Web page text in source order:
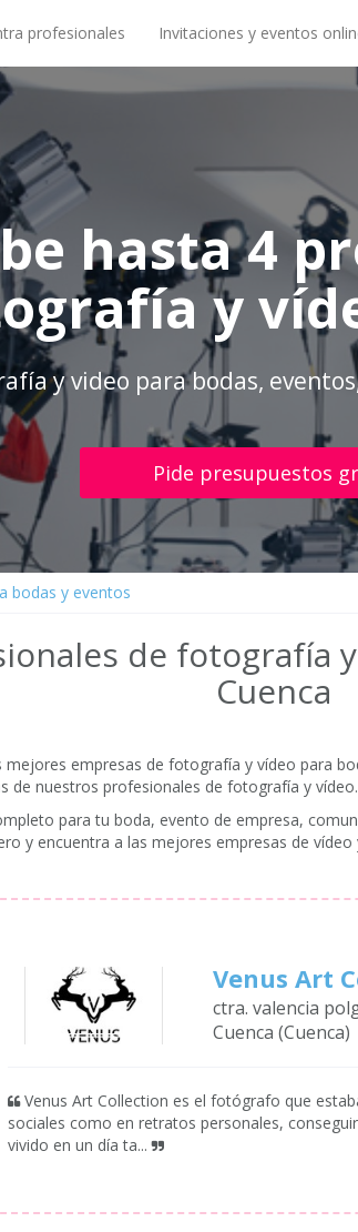
profesionales Invitaciones y eventos
hasta 4
y
y video para bodas,
Pide presupuestos
bodas y eventos
de fotografía
Cuenca
empresas de fotografía y vídeo para
de nuestros profesionales de fotografía y vídeo.
para tu boda, evento de empresa,
y encuentra a las mejores empresas de
Venus Art
ctra. valencia
Cuenca (Cuenca)
Venus Art Collection es el fotógrafo que
sociales como en retratos personales,
vivido en un día ta...